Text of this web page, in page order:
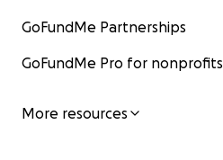
GoFundMe Partnerships
GoFundMe Pro for nonprofits
More resources